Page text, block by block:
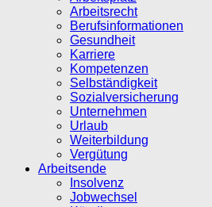
Arbeitsrecht
Berufsinformationen
Gesundheit
Karriere
Kompetenzen
Selbständigkeit
Sozialversicherung
Unternehmen
Urlaub
Weiterbildung
Vergütung
Arbeitsende
Insolvenz
Jobwechsel